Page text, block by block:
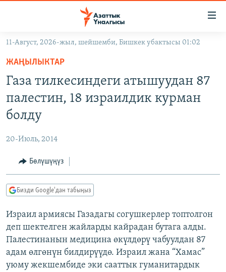
Навигацияга
өтүңүз
Издөөгө
салыңыз
МАДАНИЯТ
УКРАИНА
ТВ ПРОГРАММАЛАР
БҮГҮН АЗАТТЫКТА
ДАНИСТЕ
АЗАТТЫК+
ПОДКАСТ
ОНЛАЙН ШЕРИНЕ
11-Август, 2026-жыл, шейшемби, Бишкек убактысы 01:02
ЖАҢЫЛЫКТАР
Газа тилкесиндеги атышуудан 87
палестин, 18 израилдик курман
болду
20-Июль, 2014
Бөлүшүңүз
Бизди Google'дан табыңыз
Израил армиясы Газадагы согушкерлер топтолгон
деп шектелген жайларды кайрадан бутага алды.
Палестинанын медицина өкүлдөрү чабуулдан 87
адам өлгөнүн билдирүүдө. Израил жана “Хамас”
уюму жекшембиде эки сааттык гуманитардык